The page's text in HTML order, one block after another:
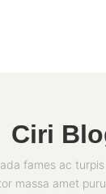
Ciri
fames ac
massa amet